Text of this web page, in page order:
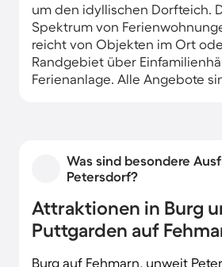
um den idyllischen Dorfteich.
Spektrum von
reicht von Objekten im Ort
Randgebiet über
Ferienanlage. Alle Angebote
Was sind besondere
Petersdorf?
Attraktionen in Burg
Puttgarden auf
Burg auf Fehmarn, unweit